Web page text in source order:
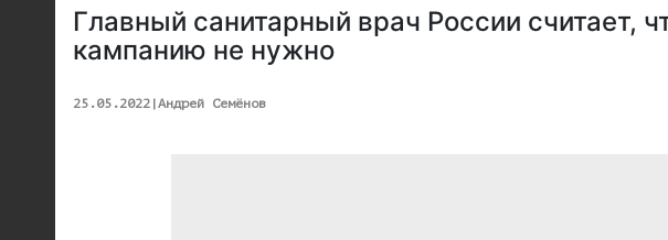
Главный санитарный врач России считает,
кампанию не нужно
25.05.2022|Андрей Семёнов